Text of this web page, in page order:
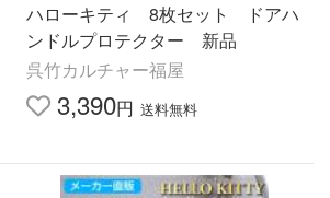
ハローキティ 8枚セット ドアハ
ンドルプロテクター 新品
呉竹カルチャー福屋
3,390円 送料無料